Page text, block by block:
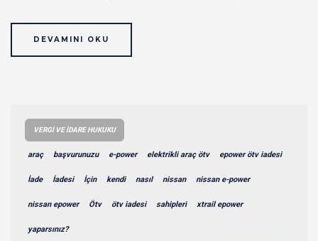
DEVAMINI OKU
VERGI VE İDARE HUKUKU
araç başvurunuzu e-power elektrikli araç ötv epower ötv iadesi
İade İadesi İçin kendi nasıl nissan nissan e-power
nissan epower Ötv ötv iadesi sahipleri xtrail epower
yaparsınız?